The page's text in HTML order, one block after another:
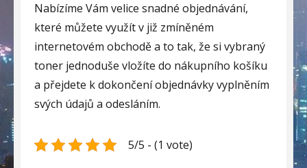
Nabízíme Vám velice snadné objednávání,
které můžete využít v již zmíněném
internetovém obchodě a to tak, že si vybraný
toner jednoduše vložíte do nákupního košíku
a přejdete k dokončení objednávky vyplněním
svých údajů a odesláním.
5/5 - (1 vote)